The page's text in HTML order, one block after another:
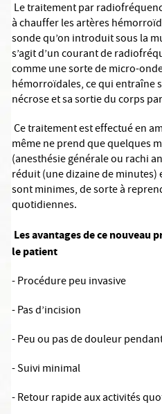
Le traitement par
à chauffer les artères
sonde qu’on introduit sous la
s’agit d’un courant de
comme une sorte de micro-
hémorroïdales, ce qui entraîne
nécrose et sa sortie du corps
Ce traitement est effectué en
même ne prend que quelques
(anesthésie générale ou rachi
réduit (une dizaine de
sont minimes, de sorte à
quotidiennes.
Les avantages de ce nouveau
le patient
-Procédure peu invasive
-Pas d’incision
-Peu ou pas de douleur
-Suivi minimal
-Retour rapide aux activités